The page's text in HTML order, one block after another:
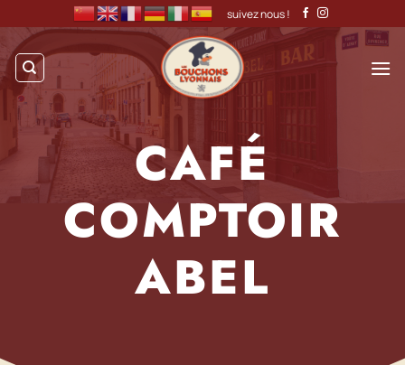
au
contenu
suivez nous !
CAFÉ
COMPTOIR
ABEL